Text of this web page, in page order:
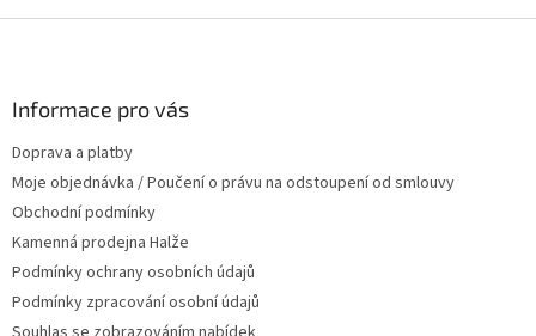
y
v
Informace pro vás
Doprava a platby
Moje objednávka / Poučení o právu na odstoupení od smlouvy
Obchodní podmínky
Kamenná prodejna Halže
Podmínky ochrany osobních údajů
Podmínky zpracování osobní údajů